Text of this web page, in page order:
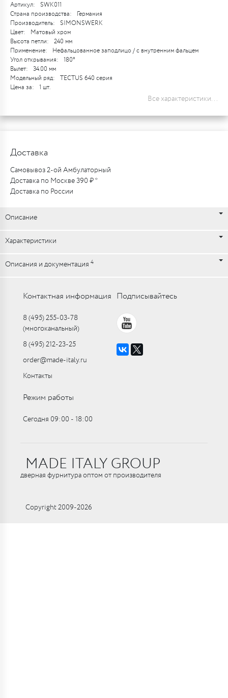
Артикул:
SWK011
Страна производства:
Германия
Производитель:
SIMONSWERK
Цвет:
Матовый хром
Высота петли:
240 мм
Применение:
Нефальцованное заподлицо / с внутренним фальцем
Угол открывания:
180°
Вылет:
34.00 мм
Модельный ряд:
TECTUS 640 серия
Цена за:
1 шт.
Все характеристики...
Доставка
Самовывоз 2-ой Амбулаторный
Доставка по Москве 390 ₽ *
Доставка по России
Описание
Характеристики
Описания и документация 4
Контактная информация
8 (495) 255-03-78
(многоканальный)
8 (495) 212-23-25
order@made-italy.ru
Контакты
Подписывайтесь
Режим работы
Сегодня 09:00 ‑ 18:00
MADE ITALY GROUP
дверная фурнитура оптом от производителя
Copyright 2009-2026